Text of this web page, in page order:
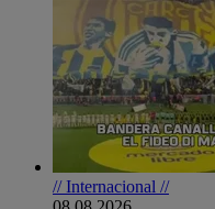
// Internacional //